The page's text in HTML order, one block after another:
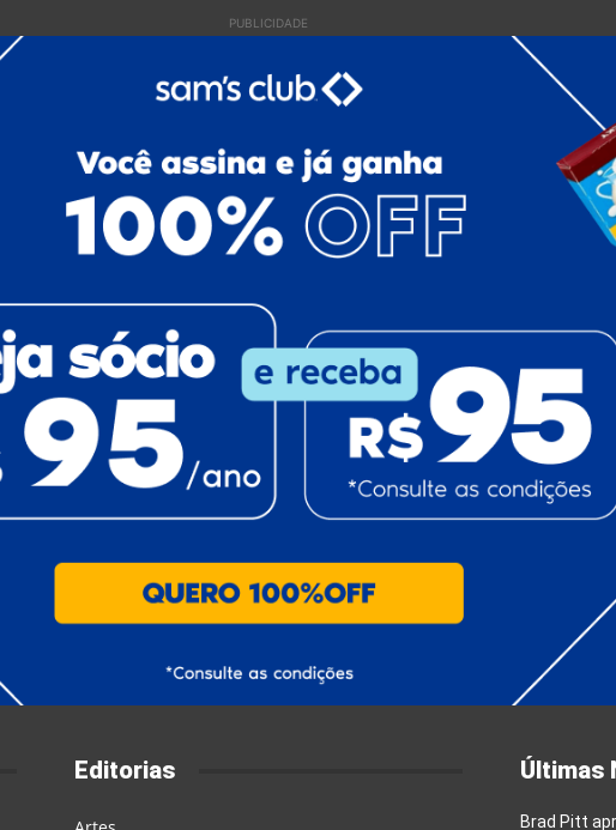
PUBLICIDADE
Editorias Últimas
Brad Pitt